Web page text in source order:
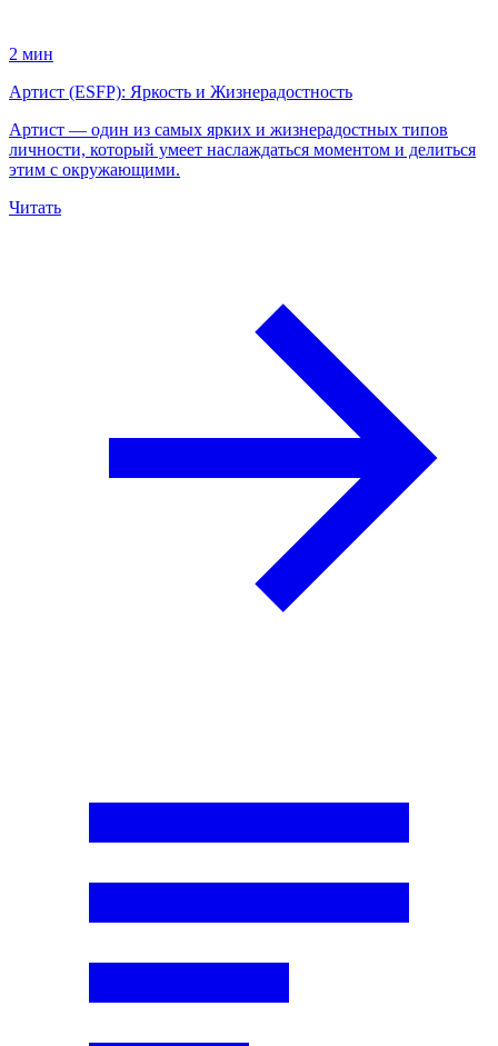
2 мин
Артист (ESFP): Яркость и Жизнерадостность
Артист — один из самых ярких и жизнерадостных типов
личности, который умеет наслаждаться моментом и делиться
этим с окружающими.
Читать